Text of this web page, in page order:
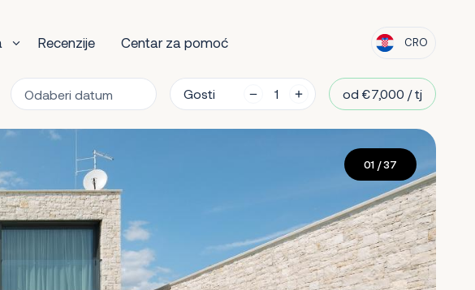
Recenzije Centar za pomoć CRO
Gosti od €7,000 / tj
01 / 37